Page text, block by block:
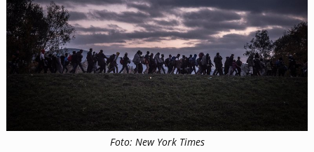
Foto: New York Times